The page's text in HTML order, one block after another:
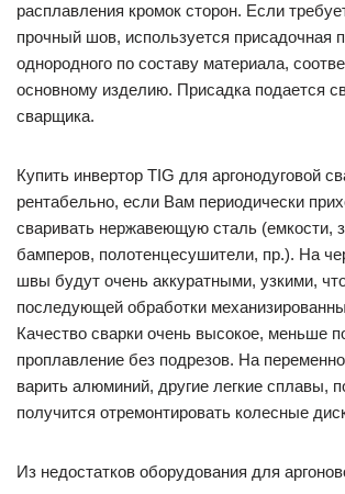
расплавления кромок сторон. Если
прочный шов, используется присадочная
однородного по составу материала,
основному изделию. Присадка подается
сварщика.
Купить инвертор TIG для аргонодуговой
рентабельно, если Вам периодически
сваривать нержавеющую сталь (емкости,
бамперов, полотенцесушители, пр.). На
швы будут очень аккуратными, узкими,
последующей обработки
Качество сварки очень высокое, меньше
проплавление без подрезов. На
варить алюминий, другие легкие сплавы,
получится отремонтировать колесные
Из недостатков оборудования для